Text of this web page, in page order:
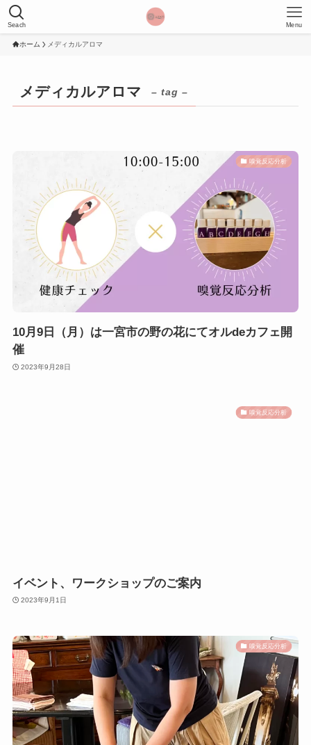
Seach Menu
ホーム メディカルアロマ
メディカルアロマ – tag –
嗅覚反応分析
10月9日（月）は一宮市の野の花にてオルdeカフェ開
催
2023年9月28日
嗅覚反応分析
イベント、ワークショップのご案内
2023年9月1日
嗅覚反応分析